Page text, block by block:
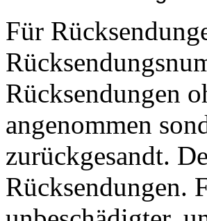
Für
Rücksendungen
angenommen
zurückgesandt.
Rücksendungen.